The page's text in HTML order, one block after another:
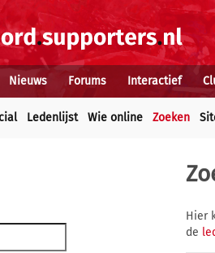
Nieuws Forums Interactief
Ledenlijst Wie online Zoeken
Hier
de